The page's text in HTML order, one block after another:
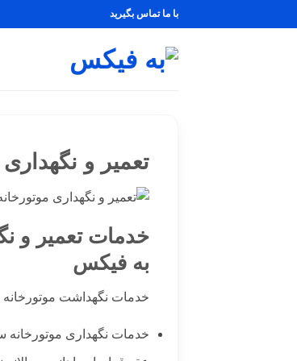
to
با ما تماس بگیرید
تعمیر و
خدمات تعمیر و
به فیکس
خدمات نگهداشت موتورخانه
خدمات نگهداری موتورخانه